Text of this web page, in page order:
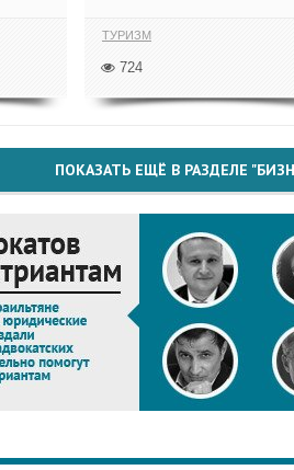
ТУРИЗМ
724
ПОКАЗАТЬ ЕЩЁ В РАЗДЕЛЕ